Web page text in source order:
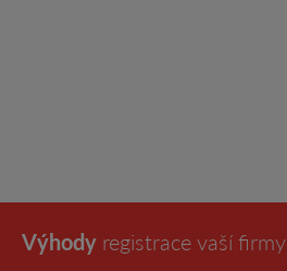
Výhody registrace vaší firmy